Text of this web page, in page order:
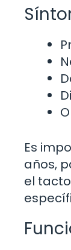
Es
años,
el